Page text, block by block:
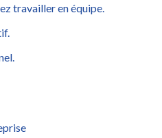
travailler en équipe.